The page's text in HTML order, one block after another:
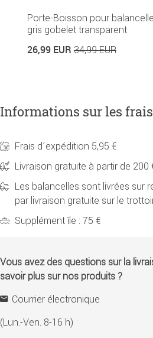
Porte-Boisson pour
gris gobelet transparent
26,99 EUR 34,99 EUR
Informations sur les
Frais d´expédition 5,95 €
Livraison gratuite à partir de 200
Les balancelles sont livrées sur
par livraison gratuite sur le
Supplément île : 75 €
Vous avez des questions sur la
savoir plus sur nos produits ?
Courrier électronique
(Lun.-Ven. 8-16 h)